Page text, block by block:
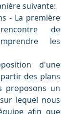
suivante:
- La première
de
les
d'une
des plans
proposons un
lequel nous
afin que